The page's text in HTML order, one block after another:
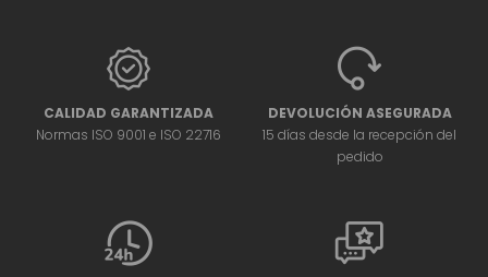
CALIDAD GARANTIZADA
Normas ISO 9001 e ISO 22716
DEVOLUCIÓN ASEGURADA
15 días desde la recepción del
pedido